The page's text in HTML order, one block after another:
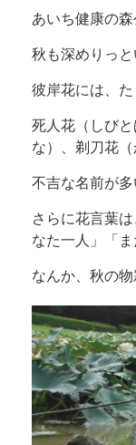
あいち健康の
秋も深めりっと
彼岸花には、
死人花（しび
な）、剃刀花
不吉な名前が多
さらに花言葉
なた一人」「
なんか、秋の